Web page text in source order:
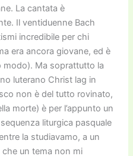
La cantata è
Il ventiduenne Bach
incredibile per chi
era ancora giovane, ed è
modo). Ma soprattutto la
luterano Christ lag in
non è del tutto rovinato,
morte) è per l’appunto un
liturgica pasquale
la studiavamo, a un
un tema non mi